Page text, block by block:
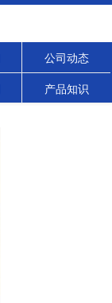
公司动态
产品知识